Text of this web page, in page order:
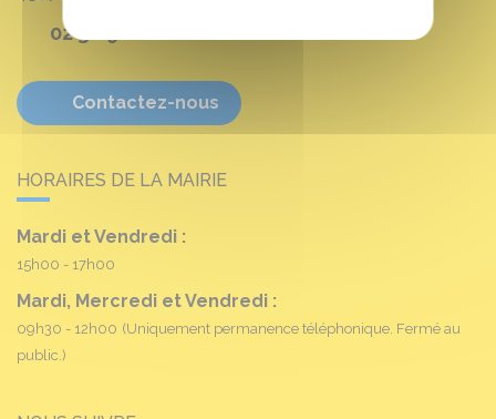
02 38 90 11 16
Contactez-nous
HORAIRES DE LA MAIRIE
Mardi et Vendredi :
15h00 - 17h00
Mardi, Mercredi et Vendredi :
09h30 - 12h00 (Uniquement permanence téléphonique. Fermé au
public.)